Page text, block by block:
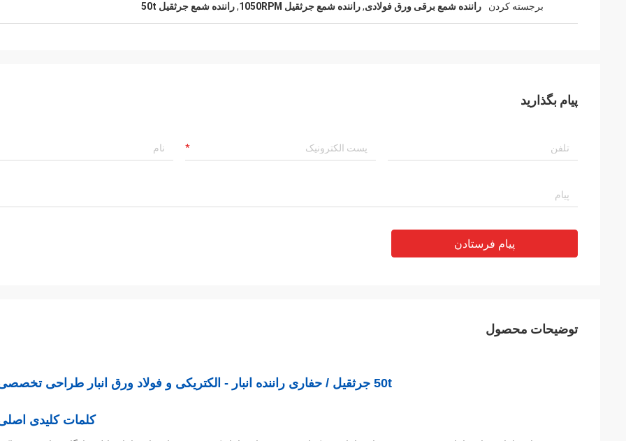
برجسته کردن راننده شمع برقی ورق فولادی,راننده شمع جرثقیل 1050RPM ,راننده شمع جرثقیل 50t
پیام بگذارید
پیام فرستادن
توضیحات محصول
50t جرثقیل / حفاری راننده انبار - الکتریکی و فولاد ورق انبار طراحی تخصصی
کلمات کلیدی